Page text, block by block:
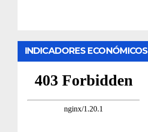
INDICADORES ECONÓMICOS